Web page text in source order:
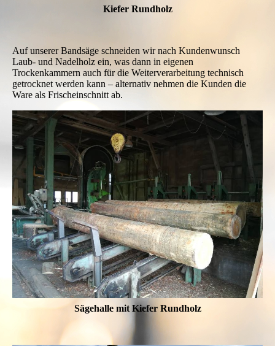
Kiefer Rundholz
Auf unserer Bandsäge schneiden wir nach Kundenwunsch
Laub- und Nadelholz ein, was dann in eigenen
Trockenkammern auch für die Weiterverarbeitung technisch
getrocknet werden kann – alternativ nehmen die Kunden die
Ware als Frischeinschnitt ab.
Sägehalle mit Kiefer Rundholz